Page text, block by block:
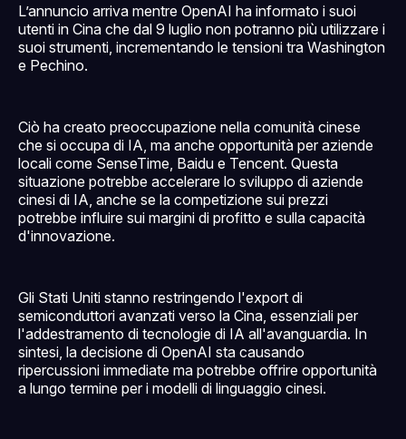
L’annuncio arriva mentre OpenAI ha informato i suoi
utenti in Cina che dal 9 luglio non potranno più utilizzare i
suoi strumenti, incrementando le tensioni tra Washington
e Pechino.
Ciò ha creato preoccupazione nella comunità cinese
che si occupa di IA, ma anche opportunità per aziende
locali come SenseTime, Baidu e Tencent. Questa
situazione potrebbe accelerare lo sviluppo di aziende
cinesi di IA, anche se la competizione sui prezzi
potrebbe influire sui margini di profitto e sulla capacità
d'innovazione.
Gli Stati Uniti stanno restringendo l'export di
semiconduttori avanzati verso la Cina, essenziali per
l'addestramento di tecnologie di IA all'avanguardia. In
sintesi, la decisione di OpenAI sta causando
ripercussioni immediate ma potrebbe offrire opportunità
a lungo termine per i modelli di linguaggio cinesi.